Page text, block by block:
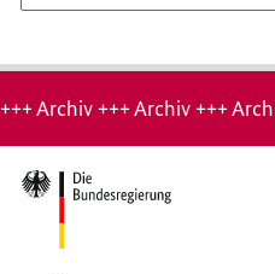
Hinweis:
Archiv-
Seite
+++ Archiv +++ Archiv +++